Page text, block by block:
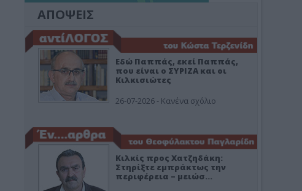
ΑΠΟΨΕΙΣ
Εδώ Παππάς, εκεί Παππάς,
που είναι ο ΣΥΡΙΖΑ και οι
Κιλκισιώτες
26-07-2026 - Κανένα σχόλιο
Κιλκίς προς Χατζηδάκη:
Στηρίξτε εμπράκτως την
περιφέρεια – μειώσ…